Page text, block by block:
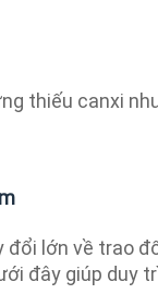
thiếu canxi
đổi lớn về trao
đây giúp duy